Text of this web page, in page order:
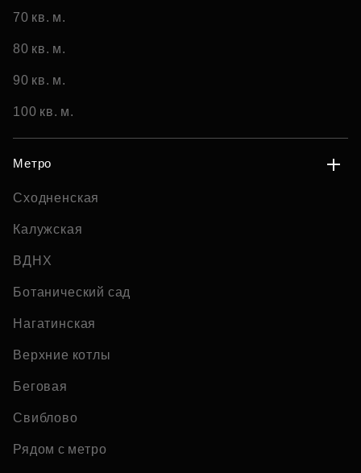
70 кв. м.
80 кв. м.
90 кв. м.
100 кв. м.
Метро
Сходненская
Калужская
ВДНХ
Ботанический сад
Нагатинская
Верхние котлы
Беговая
Свиблово
Рядом с метро